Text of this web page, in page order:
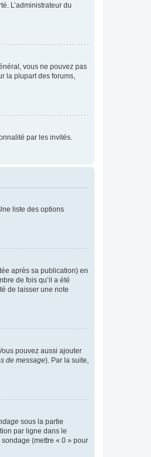
L’administrateur du
vous ne pouvez pas
la plupart des forums,
par les invités.
liste des options
après sa publication) en
de fois qu’il a été
de laisser une note
pouvez aussi ajouter
de message). Par la suite,
sous la partie
par ligne dans le
(mettre « 0 » pour